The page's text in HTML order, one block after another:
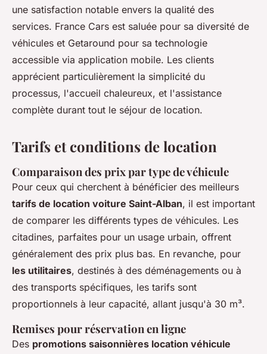
une satisfaction notable envers la qualité des
services. France Cars est saluée pour sa diversité de
véhicules et Getaround pour sa technologie
accessible via application mobile. Les clients
apprécient particulièrement la simplicité du
processus, l'accueil chaleureux, et l'assistance
complète durant tout le séjour de location.
Tarifs et conditions de location
Comparaison des prix par type de véhicule
Pour ceux qui cherchent à bénéficier des meilleurs
tarifs de location voiture Saint-Alban, il est important
de comparer les différents types de véhicules. Les
citadines, parfaites pour un usage urbain, offrent
généralement des prix plus bas. En revanche, pour
les utilitaires, destinés à des déménagements ou à
des transports spécifiques, les tarifs sont
proportionnels à leur capacité, allant jusqu'à 30 m³.
Remises pour réservation en ligne
Des promotions saisonnières location véhicule